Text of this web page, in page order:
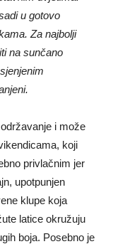
u gotovo
Za najbolji
na sunčano
i može
koji
privlačnim jer
upotpunjen
klupe koja
latice okružuju
boja. Posebno je